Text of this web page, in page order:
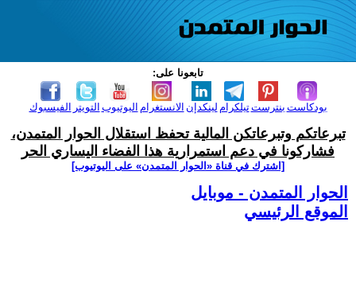
تابعونا على:
الفيسبوك التويتر اليوتيوب الانستغرام لينكدإن تيلكرامبنترست بودكاست
تبرعاتكم وتبرعاتكن المالية تحفظ استقلال الحوار المتمدن،
فشاركونا في دعم استمرارية هذا الفضاء اليساري الحر
[اشترك في قناة ‫«الحوار المتمدن» على اليوتيوب]
الحوار المتمدن - موبايل
الموقع الرئيسي